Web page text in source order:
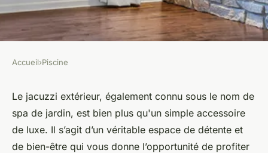
Transformez votre jardin en
oasis de relaxation avec un
jacuzzi extérieur
Accueil›Piscine
Le jacuzzi extérieur, également connu sous le nom de
spa de jardin, est bien plus qu'un simple accessoire
de luxe. Il s’agit d’un véritable espace de détente et
de bien-être qui vous donne l’opportunité de profiter